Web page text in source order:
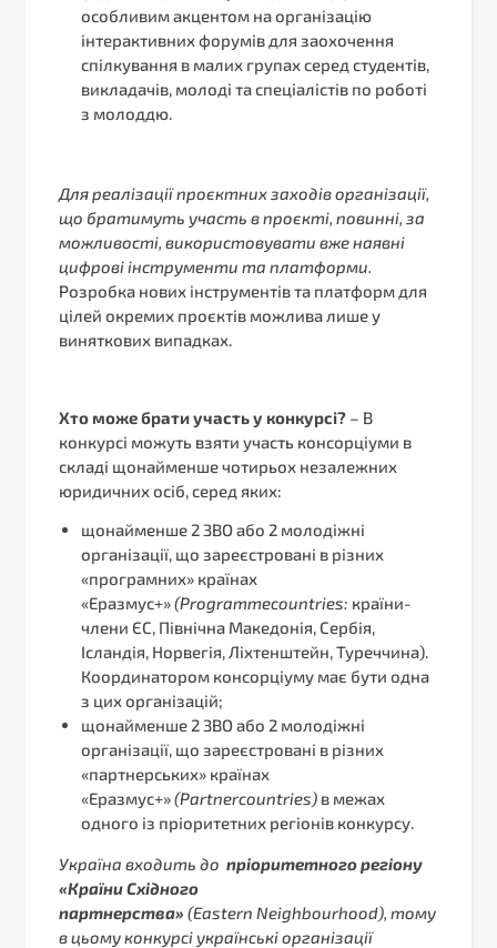
особливим акцентом на організацію
інтерактивних форумів для заохочення
спілкування в малих групах серед студентів,
викладачів, молоді та спеціалістів по роботі
з молоддю.
Для реалізації проєктних заходів організації,
що братимуть участь в проєкті, повинні, за
можливості, використовувати вже наявні
цифрові інструменти та платформи.
Розробка нових інструментів та платформ для
цілей окремих проєктів можлива лише у
виняткових випадках.
Хто може брати участь у конкурсі? – В
конкурсі можуть взяти участь консорціуми в
складі щонайменше чотирьох незалежних
юридичних осіб, серед яких:
щонайменше 2 ЗВО або 2 молодіжні
організації, що зареєстровані в різних
«програмних» країнах
«Еразмус+»(Programmecountries: країни-
члени ЄС, Північна Македонія, Сербія,
Ісландія, Норвегія, Ліхтенштейн, Туреччина).
Координатором консорціуму має бути одна
з цих організацій;
щонайменше 2 ЗВО або 2 молодіжні
організації, що зареєстровані в різних
«партнерських» країнах
«Еразмус+»(Partnercountries) в межах
одного із пріоритетних регіонів конкурсу.
Україна входить до пріоритетного регіону
«Країни Східного
партнерства» (Eastern Neighbourhood), тому
в цьому конкурсі українські організації